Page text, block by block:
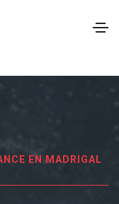
EN MADRIGAL